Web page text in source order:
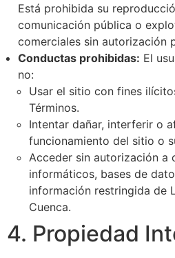
Está prohibida su
comunicación pública o
comerciales sin autorización
Conductas prohibidas: El
no:
Usar el sitio con fines
Términos.
Intentar dañar, interferir o
funcionamiento del sitio o
Acceder sin autorización a
informáticos, bases de
información restringida de
Cuenca.
4. Propiedad